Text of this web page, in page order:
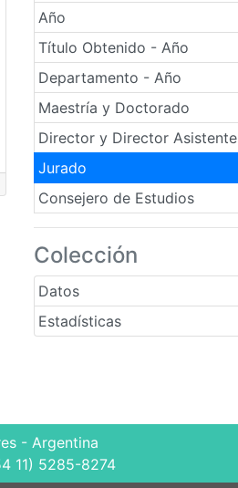
Año
Título Obtenido - Año
Departamento - Año
Maestría y Doctorado
Director y Director Asistente
Jurado
Consejero de Estudios
Colección
Datos
Estadísticas
- Argentina
11) 5285-8274